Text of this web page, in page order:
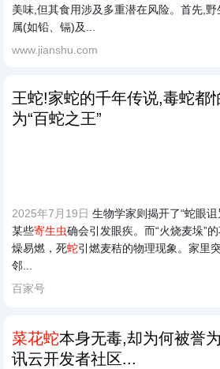
美味,但其食用涉及多重潜在风险。首先,
属(如铅、镉)及...
www.jianshu.com
王蛇!家蛇的千年传说,毒蛇都
为“百蛇之王”
2025年7月19日 生物学家则揭开了“蛇眼
某些寄生虫确会引发眼疾。而“火烧麦垛”
燥易燃，死蛇引燃麦秸的物理现象。家里
邻...
百家号
菜花蛇本身无毒,却为何被誉
讯云开发者社区...